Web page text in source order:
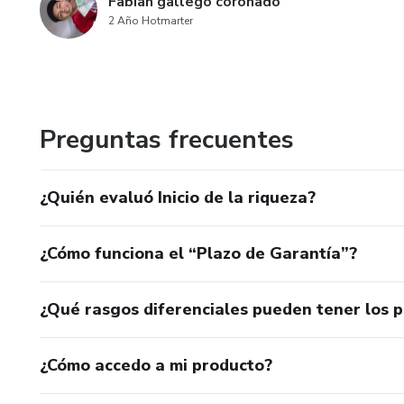
2 Año Hotmarter
Preguntas frecuentes
¿Quién evaluó Inicio de la riqueza?
¿Cómo funciona el “Plazo de Garantía”?
¿Qué rasgos diferenciales pueden tener los
¿Cómo accedo a mi producto?